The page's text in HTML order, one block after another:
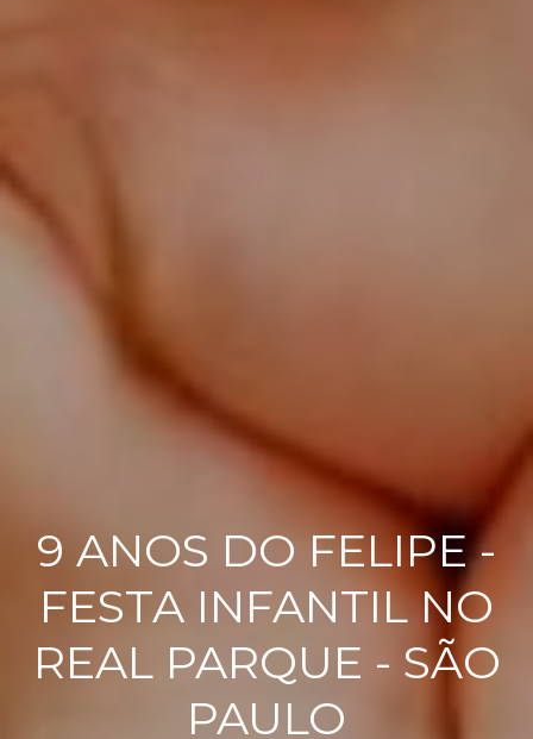
9 ANOS DO FELIPE -
FESTA INFANTIL NO
REAL PARQUE - SÃO
PAULO